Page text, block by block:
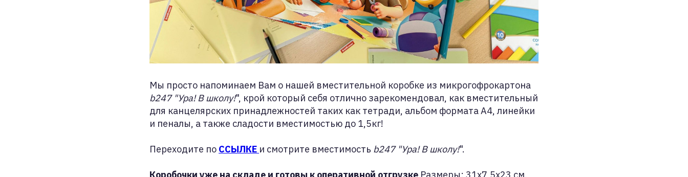
Мы просто напоминаем Вам о нашей вместительной коробке из микрогофрокартона
b247 "Ура! В школу!", крой который себя отлично зарекомендовал, как вместительный
для канцелярских принадлежностей таких как тетради, альбом формата А4, линейки
и пеналы, а также сладости вместимостью до 1,5кг!
Переходите по ССЫЛКЕ и смотрите вместимость b247 "Ура! В школу!".
Коробочки уже на складе и готовы к оперативной отгрузке Размеры: 31x7,5x23 см.